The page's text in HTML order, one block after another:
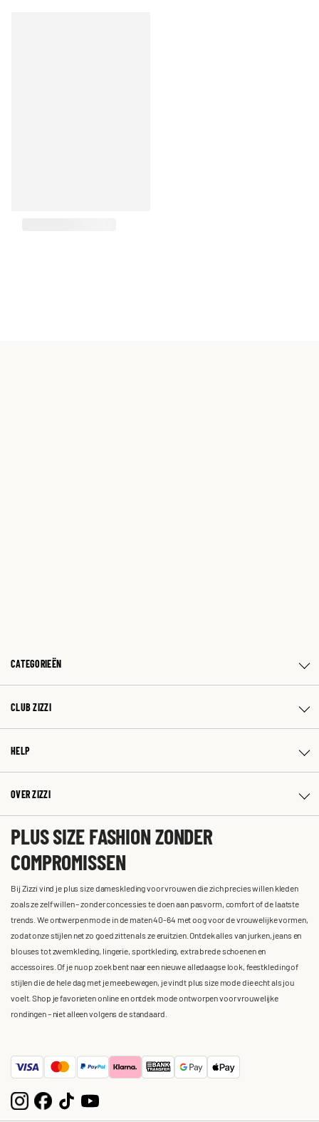
CATEGORIEËN
CLUB ZIZZI
HELP
OVER ZIZZI
PLUS SIZE FASHION ZONDER
COMPROMISSEN
Bij Zizzi vind je plus size dameskleding voor vrouwen die zich precies willen kleden
zoals ze zelf willen – zonder concessies te doen aan pasvorm, comfort of de laatste
trends. We ontwerpen mode in de maten 40-64 met oog voor de vrouwelijke vormen,
zodat onze stijlen net zo goed zitten als ze eruitzien. Ontdek alles van jurken, jeans en
blouses tot zwemkleding, lingerie, sportkleding, extra brede schoenen en
accessoires. Of je nu op zoek bent naar een nieuwe alledaagse look, feestkleding of
stijlen die de hele dag met je meebewegen, je vindt plus size mode die echt als jou
voelt. Shop je favorieten online en ontdek mode ontworpen voor vrouwelijke
rondingen – niet alleen volgens de standaard.